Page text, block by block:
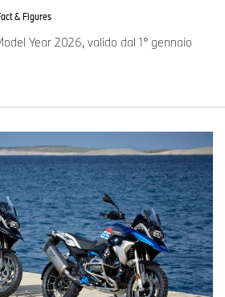
& Figures
Year 2026, valido dal 1° gennaio